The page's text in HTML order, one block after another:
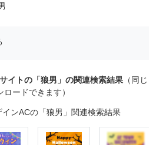
イトの「狼男」の関連検索結果 （同じ
ードできます）
インACの「狼男」関連検索結果